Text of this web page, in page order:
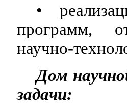
•
программ,
научно-
Дом
задачи: